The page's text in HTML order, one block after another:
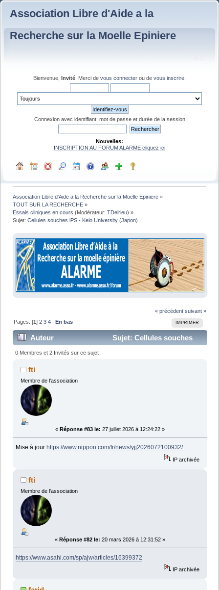
Association Libre d'Aide a la
Recherche sur la Moelle Epiniere
Bienvenue, Invité . Merci de vous connecter ou de vous inscrire
Connexion avec identifiant, mot de passe et durée de la session
Nouvelles:
INSCRIPTION AU FORUM ALARME cliquez ici
Association Libre d'Aide a la Recherche sur la Moelle Epiniere »
TOUT SUR LA RECHERCHE »
Essais cliniques en cours (Modérateur:TDelrieu) »
Sujet:Cellules souches iPS - Keio University (Japon)
« précédent suivant »
IMPRIMER
Pages: [1]2 3 4 En bas
Auteur
Sujet: Cellules souches
iPS - Keio University (Japon) (Lu 141055 fois)
0 Membres et 2 Invités sur ce sujet
fti
Membre de l'association
« Réponse #83 le: 27 juillet 2026 à 12:24:22 »
Mise à jour https://www.nippon.com/fr/news/yjj2026072100932/
IP archivée
fti
Membre de l'association
« Réponse #82 le: 20 mars 2026 à 12:31:52 »
https://www.asahi.com/sp/ajw/articles/16399372
IP archivée